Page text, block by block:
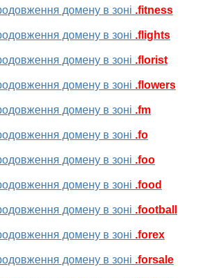
домену в зоні .fitness
домену в зоні .flights
домену в зоні .florist
домену в зоні .flowers
домену в зоні .fm
домену в зоні .fo
домену в зоні .foo
домену в зоні .food
домену в зоні .football
домену в зоні .forex
домену в зоні .forsale